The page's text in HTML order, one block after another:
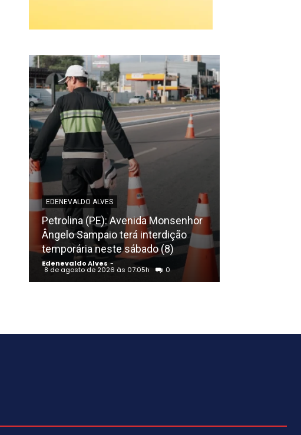
EDENEVALDO ALVES
Petrolina (PE): Avenida Monsenhor
Ângelo Sampaio terá interdição
temporária neste sábado (8)
Edenevaldo Alves -
8 de agosto de 2026 às 07:05h 0